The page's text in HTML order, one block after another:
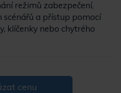
režimů zabezpečení,
a přístup pomocí
klíčenky nebo chytrého
cenu